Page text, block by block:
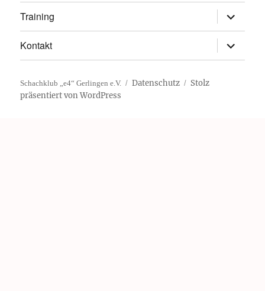
Training
öffnen
Kontakt
öffnen
Schachklub „e4“ Gerlingen e.V. Datenschutz
Stolz
präsentiert von WordPress